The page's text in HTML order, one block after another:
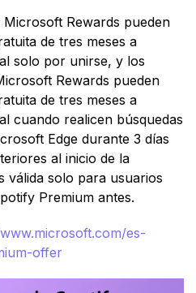
Rewards pueden
de tres meses a
solo por unirse, y los
Rewards pueden
de tres meses a
cuando realicen búsquedas
Edge durante 3 días
al inicio de la
válida solo para usuarios
Premium antes.
es-
offer